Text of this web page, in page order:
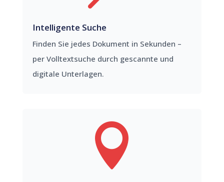
Intelligente Suche
Finden Sie jedes Dokument in Sekunden –
per Volltextsuche durch gescannte und
digitale Unterlagen.
